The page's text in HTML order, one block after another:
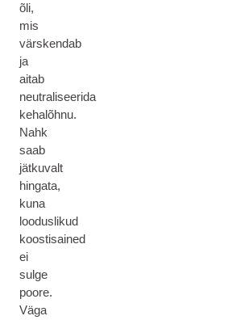
õli,
mis
värskendab
ja
aitab
neutraliseerida
kehalõhnu.
Nahk
saab
jätkuvalt
hingata,
kuna
looduslikud
koostisained
ei
sulge
poore.
Väga